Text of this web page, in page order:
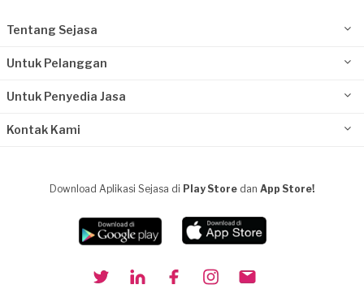
Tentang Sejasa
Untuk Pelanggan
Untuk Penyedia Jasa
Kontak Kami
Download Aplikasi Sejasa di Play Store dan App Store!